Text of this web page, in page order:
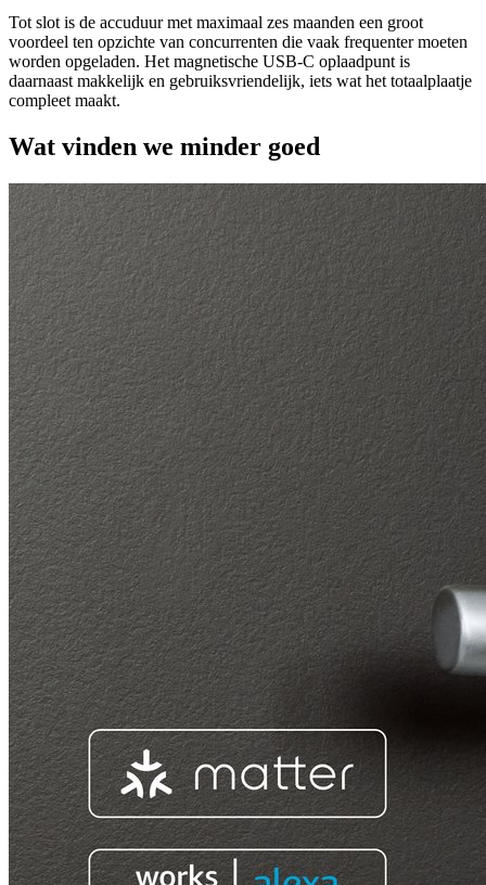
Tot slot is de accuduur met maximaal zes maanden een groot
voordeel ten opzichte van concurrenten die vaak frequenter moeten
worden opgeladen. Het magnetische USB-C oplaadpunt is
daarnaast makkelijk en gebruiksvriendelijk, iets wat het totaalplaatje
compleet maakt.
Wat vinden we minder goed